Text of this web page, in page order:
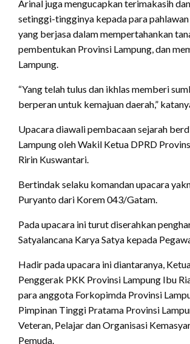
Arinal juga mengucapkan terimakasih
setinggi-tingginya kepada para pahlawan
yang berjasa dalam mempertahankan
pembentukan Provinsi Lampung, dan
Lampung.
“Yang telah tulus dan ikhlas memberi
berperan untuk kemajuan daerah,”
Upacara diawali pembacaan sejarah
Lampung oleh Wakil Ketua DPRD
Ririn Kuswantari.
Bertindak selaku komandan upacara
Puryanto dari Korem 043/Gatam.
Pada upacara ini turut diserahkan
Satyalancana Karya Satya kepada
Hadir pada upacara ini diantaranya,
Penggerak PKK Provinsi Lampung Ibu
para anggota Forkopimda Provinsi
Pimpinan Tinggi Pratama Provinsi
Veteran, Pelajar dan Organisasi
Pemuda.